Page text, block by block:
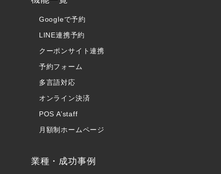
Googleで予約
LINE連携予約
クーポンサイト連携
予約フォーム
多言語対応
オンライン決済
POS A’staff
月額制ホームページ
業種・成功事例